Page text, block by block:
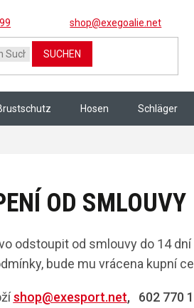
shop@exegoalie.net
SUCHEN
Hosen Schläger
OD SMLOUVY
odstoupit od smlouvy do 14
bude mu vrácena kupní
shop@exesport.net, 602 770